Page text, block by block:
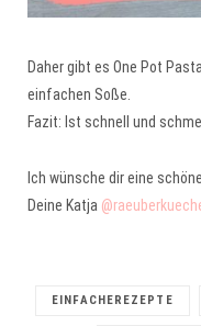
Daher gibt es One Pot
einfachen Soße.
Fazit: Ist schnell und
Ich wünsche dir eine
Deine Katja
EINFACHEREZEPTE